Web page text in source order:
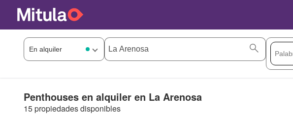
Penthouses en alquiler en La Arenosa
15 propiedades disponibles